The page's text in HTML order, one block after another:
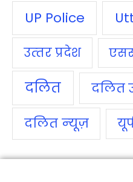
UP Police
उत्‍तर प्रदेश
दलित दलित
दलित न्‍यूज़